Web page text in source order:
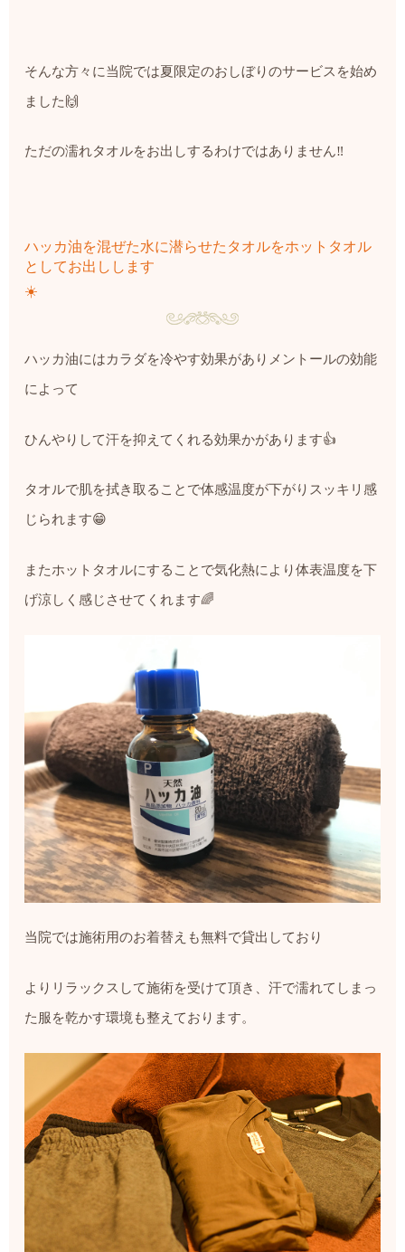
そんな方々に当院では夏限定のおしぼりのサービスを始め
ました🙌
ただの濡れタオルをお出しするわけではありません‼️
ハッカ油を混ぜた水に潜らせたタオルをホットタオル
としてお出しします
☀️
ハッカ油にはカラダを冷やす効果がありメントールの効能
によって
ひんやりして汗を抑えてくれる効果かがあります👍
タオルで肌を拭き取ることで体感温度が下がりスッキリ感
じられます😁
またホットタオルにすることで気化熱により体表温度を下
げ涼しく感じさせてくれます🌈
当院では施術用のお着替えも無料で貸出しており
よりリラックスして施術を受けて頂き、汗で濡れてしまっ
た服を乾かす環境も整えております。